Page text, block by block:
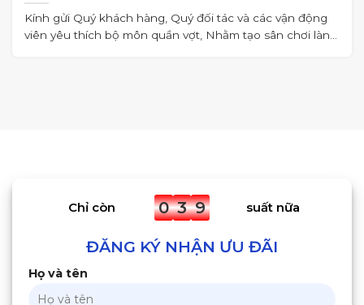
Kính gửi Quý khách hàng, Quý đối tác và các vận động
viên yêu thích bộ môn quần vợt, Nhằm tạo sân chơi lành
Chỉ còn 0 3 9 suất nữa
ĐĂNG KÝ NHẬN ƯU ĐÃI
Họ và tên